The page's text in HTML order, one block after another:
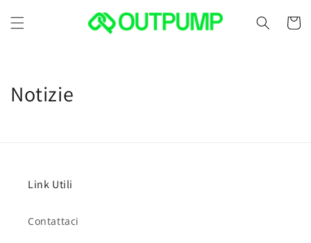
direttamente
ai contenuti
Notizie
Link Utili
Contattaci